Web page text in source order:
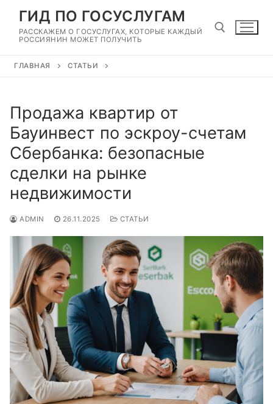
Перейти
содержимому
ГИД ПО ГОСУСЛУГАМ
РАССКАЖЕМ О ГОСУСЛУГАХ, КОТОРЫЕ КАЖДЫЙ
РОССИЯНИН МОЖЕТ ПОЛУЧИТЬ
ГЛАВНАЯ СТАТЬИ
Продажа квартир от
Бауинвест по эскроу-счетам
Сбербанка: безопасные
сделки на рынке
недвижимости
ADMIN 26.11.2025 СТАТЬИ